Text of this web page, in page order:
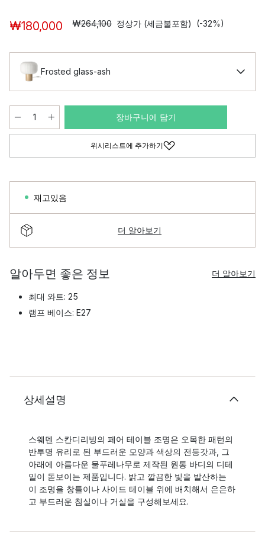
₩180,000 ₩264,100 정상가 (세금불포함) (-32%)
Frosted glass-ash
장바구니에 담기
위시리스트에 추가하기
재고있음
더 알아보기
알아두면 좋은 정보 더 알아보기
최대 와트: 25
램프 베이스: E27
상세설명
스웨덴 스칸디리빙의 페어 테이블 조명은 오목한 패턴의
반투명 유리로 된 부드러운 모양과 색상의 전등갓과, 그
아래에 아름다운 물푸레나무로 제작된 원통 바디의 디테
일이 돋보이는 제품입니다. 밝고 깔끔한 빛을 발산하는
이 조명을 창틀이나 사이드 테이블 위에 배치해서 은은하
고 부드러운 침실이나 거실을 구성해보세요.